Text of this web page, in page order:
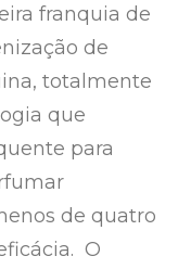
franquia de
de
totalmente
que
para
de quatro
O